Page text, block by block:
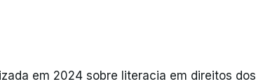
em 2024 sobre literacia em direitos dos